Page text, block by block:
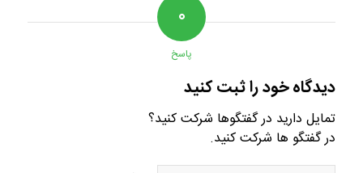
۰
پاسخ
دیدگاه خود را ثبت کنید
تمایل دارید در گفتگوها شرکت کنید؟
در گفتگو ها شرکت کنید.